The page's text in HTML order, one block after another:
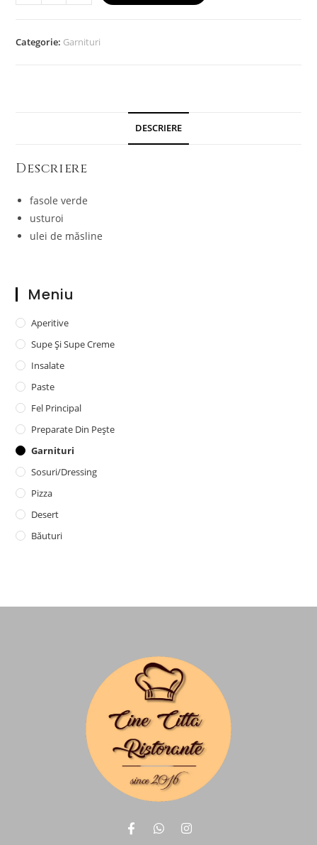
Categorie: Garnituri
DESCRIERE
Descriere
fasole verde
usturoi
ulei de măsline
Meniu
Aperitive
Supe Și Supe Creme
Insalate
Paste
Fel Principal
Preparate Din Pește
Garnituri
Sosuri/dressing
Pizza
Desert
Băuturi